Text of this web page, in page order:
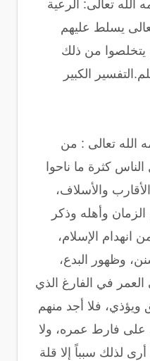
الله تعالى: الرعية
يسلط عليهم
يتخلصوا من ذلك
الكبير
الله تعالى : من
كثرة ما ناحوا
والأسلاف،
وأهله وذكر
انهدام الإسلام،
وظهور البدع،
في الفارغ الذي
ويؤذي، فلا أجد منهم
على فارط عمره، ولا
لذلك سبباً إلا قلة